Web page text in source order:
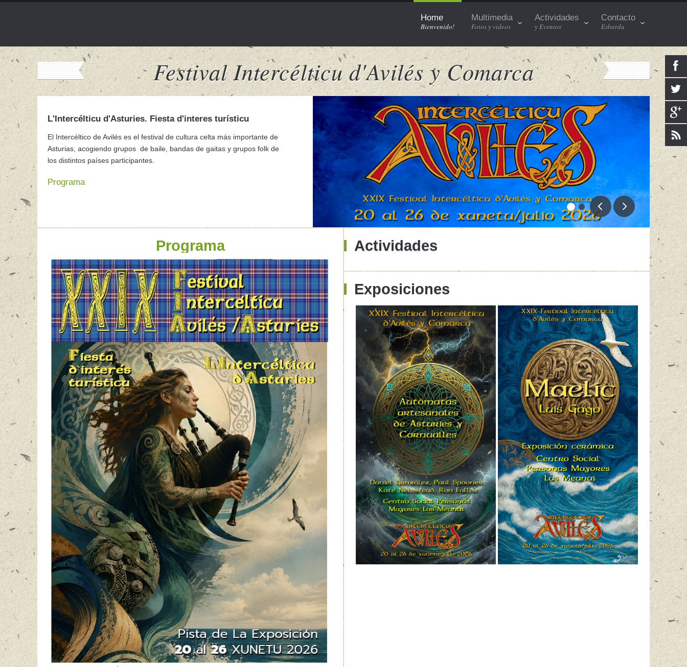
Home
Bienvenido!
Multimedia
Fotos y videos
Actividades
y Eventos
Contacto
Esbardu
Festival Intercélticu d'Avilés y Comarca
L'Intercélticu d'Asturies. Fiesta d'interes turísticu
El Intercéltico de Avilés es el festival de cultura celta más importante de
Asturias, acogiendo grupos de baile, bandas de gaitas y grupos folk de
los distintos países participantes.
Programa
Ubicación principal enLa Exposición (Las Meanas)
Diversas actividades en la Comarca de Avilés.
Leer más
Programa Actividades
Exposiciones